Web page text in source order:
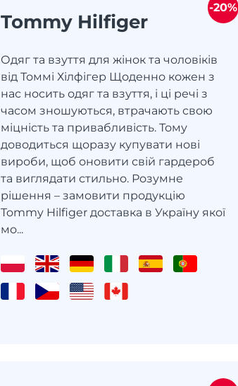
Tommy Hilfiger
Одяг та взуття для жінок та чоловіків
від Томмі Хілфігер Щоденно кожен з
нас носить одяг та взуття, і ці речі з
часом зношуються, втрачають свою
міцність та привабливість. Тому
доводиться щоразу купувати нові
вироби, щоб оновити свій гардероб
та виглядати стильно. Розумне
рішення – замовити продукцію
Tommy Hilfiger доставка в Україну якої
мо...
-20%